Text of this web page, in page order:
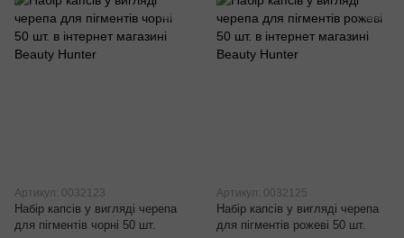
Артикул: 0032123
Набір капсів у вигляді черепа
для пігментів чорні 50 шт.
Артикул: 0032125
Набір капсів у вигляді черепа
для пігментів рожеві 50 шт.